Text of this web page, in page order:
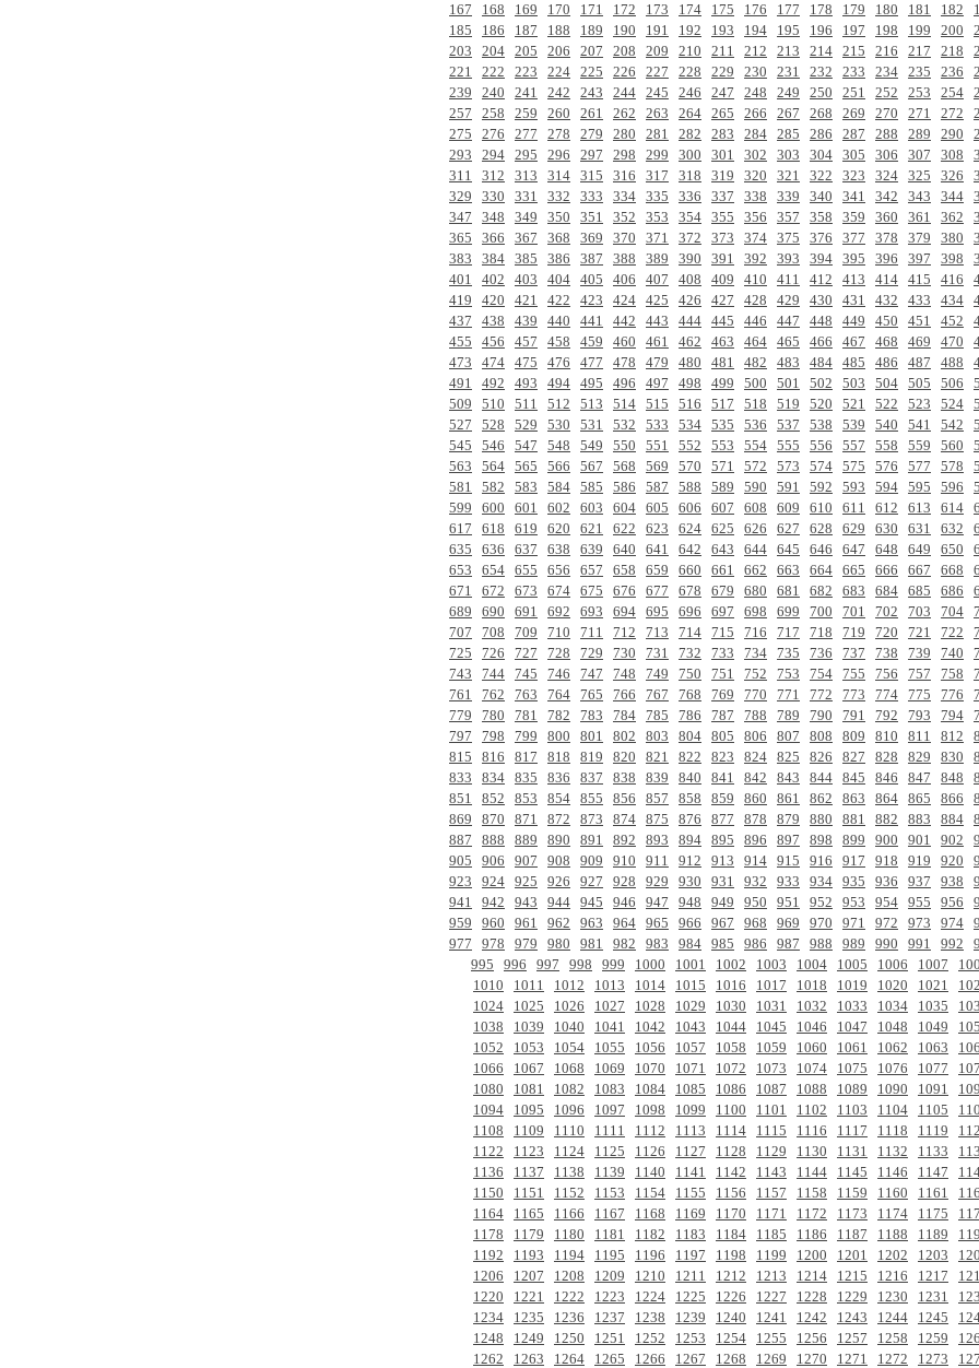
167
168 169 170 171 172 173 174 175 176 177 178 179 180 181 182
185
186 187 188 189 190 191 192 193 194 195 196 197 198 199 200
203
204 205 206 207 208 209 210 211 212 213 214 215 216 217 218
221
222 223 224 225 226 227 228 229 230 231 232 233 234 235 236
239
240 241 242 243 244 245 246 247 248 249 250 251 252 253 254
257
258 259 260 261 262 263 264 265 266 267 268 269 270 271 272
275
276 277 278 279 280 281 282 283 284 285 286 287 288 289 290
293
294 295 296 297 298 299 300 301 302 303 304 305 306 307 308
311
312 313 314 315 316 317 318 319 320 321 322 323 324 325 326
329
330 331 332 333 334 335 336 337 338 339 340 341 342 343 344
347
348 349 350 351 352 353 354 355 356 357 358 359 360 361 362
365
366 367 368 369 370 371 372 373 374 375 376 377 378 379 380
383
384 385 386 387 388 389 390 391 392 393 394 395 396 397 398
401
402 403 404 405 406 407 408 409 410 411 412 413 414 415 416
419
420 421 422 423 424 425 426 427 428 429 430 431 432 433 434
437
438 439 440 441 442 443 444 445 446 447 448 449 450 451 452
455
456 457 458 459 460 461 462 463 464 465 466 467 468 469 470
473
474 475 476 477 478 479 480 481 482 483 484 485 486 487 488
491
492 493 494 495 496 497 498 499 500 501 502 503 504 505 506
509
510 511 512 513 514 515 516 517 518 519 520 521 522 523 524
527
528 529 530 531 532 533 534 535 536 537 538 539 540 541 542
545
546 547 548 549 550 551 552 553 554 555 556 557 558 559 560
563
564 565 566 567 568 569 570 571 572 573 574 575 576 577 578
581
582 583 584 585 586 587 588 589 590 591 592 593 594 595 596
599
600 601 602 603 604 605 606 607 608 609 610 611 612 613 614
617
618 619 620 621 622 623 624 625 626 627 628 629 630 631 632
635
636 637 638 639 640 641 642 643 644 645 646 647 648 649 650
653
654 655 656 657 658 659 660 661 662 663 664 665 666 667 668
671
672 673 674 675 676 677 678 679 680 681 682 683 684 685 686
689
690 691 692 693 694 695 696 697 698 699 700 701 702 703 704
707
708 709 710 711 712 713 714 715 716 717 718 719 720 721 722
725
726 727 728 729 730 731 732 733 734 735 736 737 738 739 740
743
744 745 746 747 748 749 750 751 752 753 754 755 756 757 758
761
762 763 764 765 766 767 768 769 770 771 772 773 774 775 776
779
780 781 782 783 784 785 786 787 788 789 790 791 792 793 794
797
798 799 800 801 802 803 804 805 806 807 808 809 810 811 812
815
816 817 818 819 820 821 822 823 824 825 826 827 828 829 830
833
834 835 836 837 838 839 840 841 842 843 844 845 846 847 848
851
852 853 854 855 856 857 858 859 860 861 862 863 864 865 866
869
870 871 872 873 874 875 876 877 878 879 880 881 882 883 884
887
888 889 890 891 892 893 894 895 896 897 898 899 900 901 902
905
906 907 908 909 910 911 912 913 914 915 916 917 918 919 920
923
924 925 926 927 928 929 930 931 932 933 934 935 936 937 938
941
942 943 944 945 946 947 948 949 950 951 952 953 954 955 956
959
960 961 962 963 964 965 966 967 968 969 970 971 972 973 974
977
978 979 980 981 982 983 984 985 986 987 988 989 990 991 992
995
996 997 998 999 1000 1001 1002 1003 1004 1005 1006 1007
1010
1011 1012 1013 1014 1015 1016 1017 1018 1019 1020 1021
1024
1025 1026 1027 1028 1029 1030 1031 1032 1033 1034 1035
1038
1039 1040 1041 1042 1043 1044 1045 1046 1047 1048 1049
1052
1053 1054 1055 1056 1057 1058 1059 1060 1061 1062 1063
1066
1067 1068 1069 1070 1071 1072 1073 1074 1075 1076 1077
1080
1081 1082 1083 1084 1085 1086 1087 1088 1089 1090 1091
1094
1095 1096 1097 1098 1099 1100 1101 1102 1103 1104 1105
1108
1109 1110 1111 1112 1113 1114 1115 1116 1117 1118 1119
1122
1123 1124 1125 1126 1127 1128 1129 1130 1131 1132 1133
1136
1137 1138 1139 1140 1141 1142 1143 1144 1145 1146 1147
1150
1151 1152 1153 1154 1155 1156 1157 1158 1159 1160 1161
1164
1165 1166 1167 1168 1169 1170 1171 1172 1173 1174 1175
1178
1179 1180 1181 1182 1183 1184 1185 1186 1187 1188 1189
1192
1193 1194 1195 1196 1197 1198 1199 1200 1201 1202 1203
1206
1207 1208 1209 1210 1211 1212 1213 1214 1215 1216 1217
1220
1221 1222 1223 1224 1225 1226 1227 1228 1229 1230 1231
1234
1235 1236 1237 1238 1239 1240 1241 1242 1243 1244 1245
1248
1249 1250 1251 1252 1253 1254 1255 1256 1257 1258 1259
1262
1263 1264 1265 1266 1267 1268 1269 1270 1271 1272 1273